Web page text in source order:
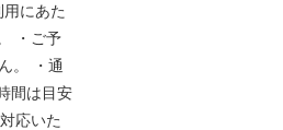
にあた
・ご予
。 ・通
間は目安
応いた